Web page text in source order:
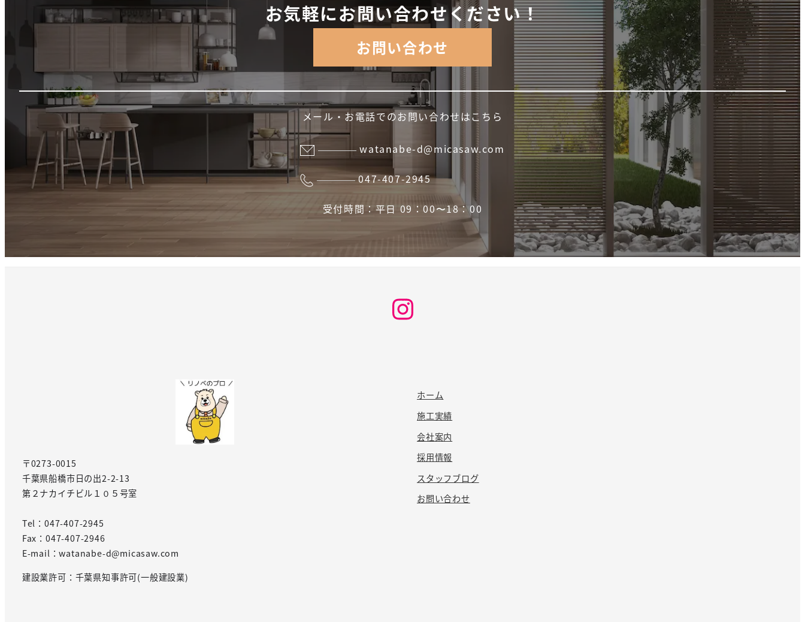
り
お気軽にお問い合わせください！
お問い合わせ
メール・お電話でのお問い合わせはこちら
watanabe-d@micasaw.com
047-407-2945
受付時間：平日 09：00〜18：00
Instagram
〒0273-0015
千葉県船橋市日の出2-2-13
第２ナカイチビル１０５号室
Tel：047-407-2945
Fax：047-407-2946
E-mail：watanabe-d@micasaw.com
建設業許可：千葉県知事許可(一般建設業)
ホーム
施工実績
会社案内
採用情報
スタッフブログ
お問い合わせ